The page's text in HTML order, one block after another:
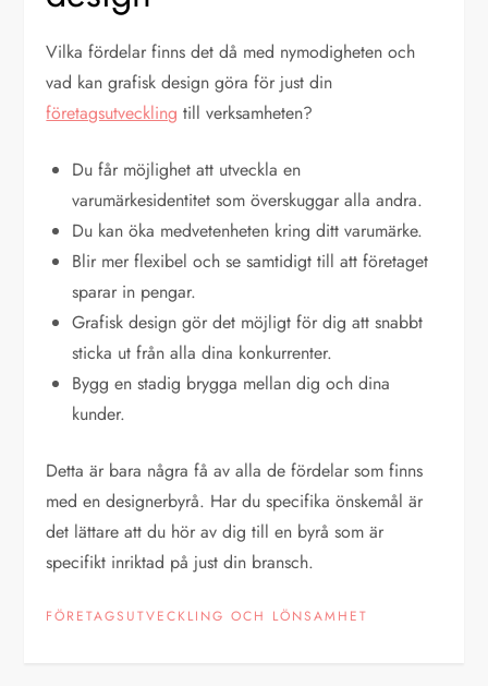
Vilka fördelar finns det då med nymodigheten och
vad kan grafisk design göra för just din
företagsutveckling till verksamheten?
Du får möjlighet att utveckla en
varumärkesidentitet som överskuggar alla andra.
Du kan öka medvetenheten kring ditt varumärke.
Blir mer flexibel och se samtidigt till att företaget
sparar in pengar.
Grafisk design gör det möjligt för dig att snabbt
sticka ut från alla dina konkurrenter.
Bygg en stadig brygga mellan dig och dina
kunder.
Detta är bara några få av alla de fördelar som finns
med en designerbyrå. Har du specifika önskemål är
det lättare att du hör av dig till en byrå som är
specifikt inriktad på just din bransch.
FÖRETAGSUTVECKLING OCH LÖNSAMHET